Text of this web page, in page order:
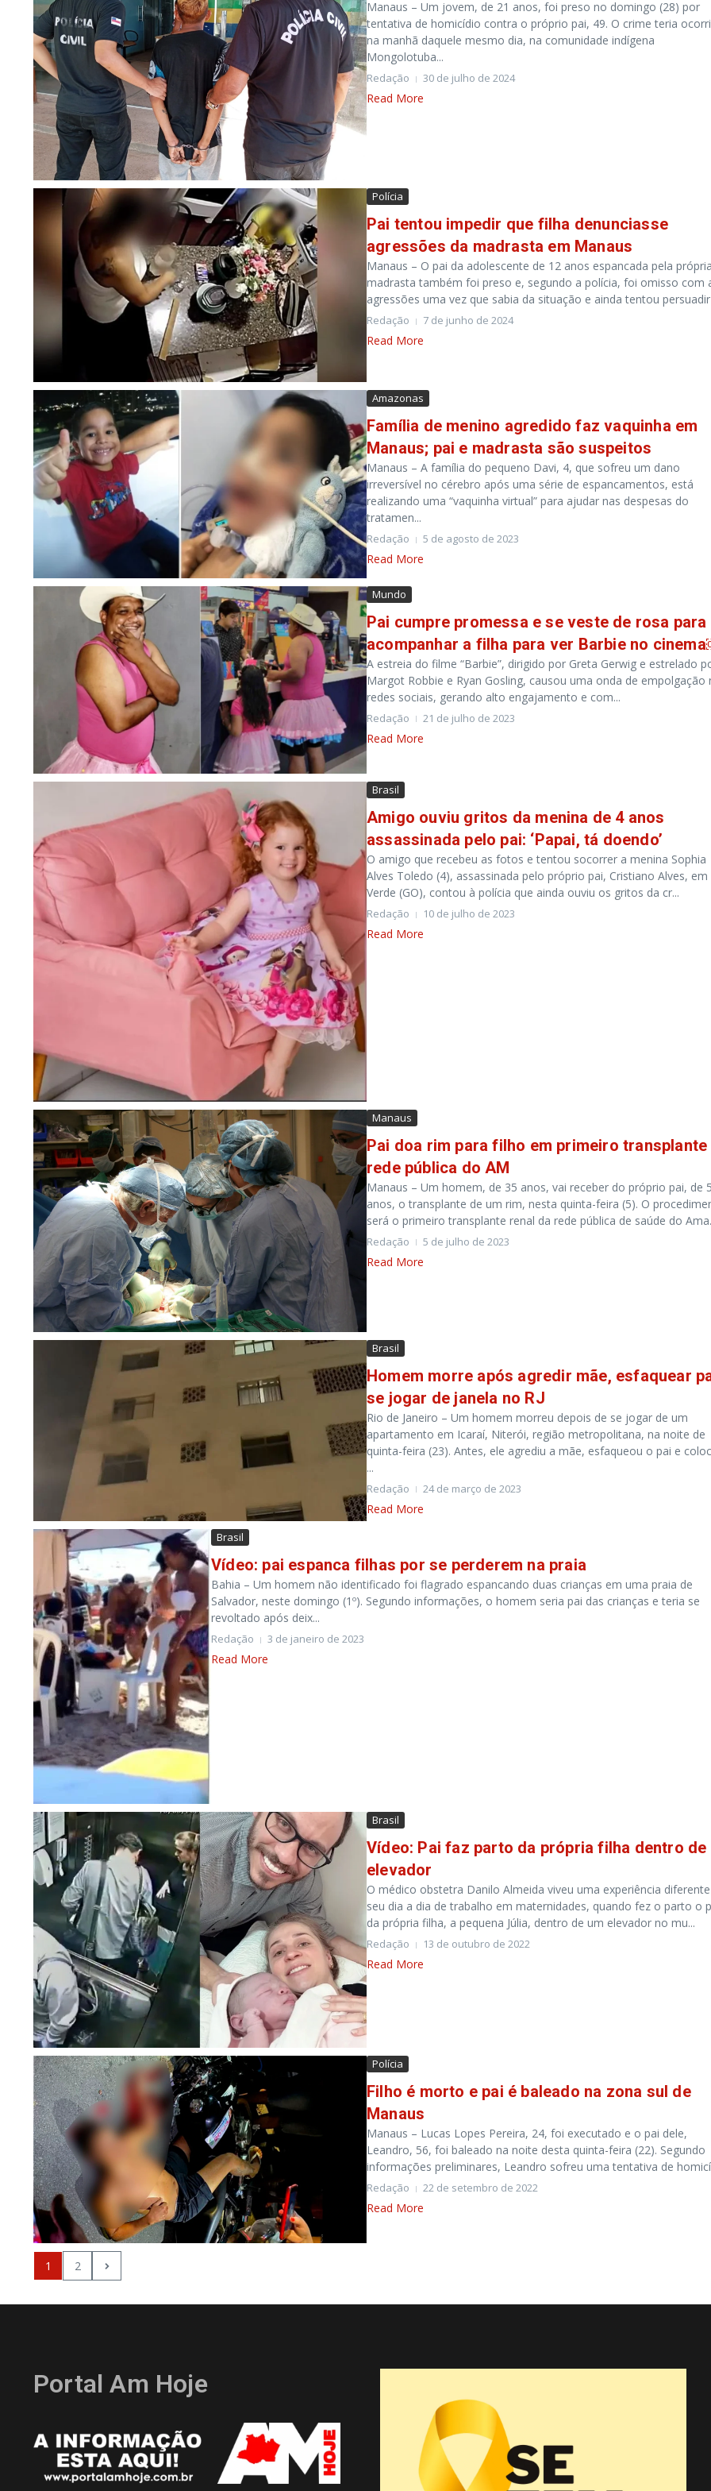
Manaus – Um jovem, de 21 anos, foi preso no domingo (28) por
tentativa de homicídio contra o próprio pai, 49. O crime teria
na manhã daquele mesmo dia, na comunidade indígena
Mongolotuba...
Redação 30 de julho de 2024
Read More
Polícia
Pai tentou impedir que filha denunciasse
agressões da madrasta em Manaus
Manaus – O pai da adolescente de 12 anos espancada pela
madrasta também foi preso e, segundo a polícia, foi omisso com
agressões uma vez que sabia da situação e ainda tentou persuadir
Redação 7 de junho de 2024
Read More
Amazonas
Família de menino agredido faz vaquinha em
Manaus; pai e madrasta são suspeitos
Manaus – A família do pequeno Davi, 4, que sofreu um dano
irreversível no cérebro após uma série de espancamentos, está
realizando uma “vaquinha virtual” para ajudar nas despesas do
tratamen...
Redação 5 de agosto de 2023
Read More
Mundo
Pai cumpre promessa e se veste de rosa para
acompanhar a filha para ver Barbie no
A estreia do filme “Barbie”, dirigido por Greta Gerwig e estrelado
Margot Robbie e Ryan Gosling, causou uma onda de empolgação
redes sociais, gerando alto engajamento e com...
Redação 21 de julho de 2023
Read More
Brasil
Amigo ouviu gritos da menina de 4 anos
assassinada pelo pai: ‘Papai, tá doendo’
O amigo que recebeu as fotos e tentou socorrer a menina Sophia
Alves Toledo (4), assassinada pelo próprio pai, Cristiano Alves, em
Verde (GO), contou à polícia que ainda ouviu os gritos da cr...
Redação 10 de julho de 2023
Read More
Manaus
Pai doa rim para filho em primeiro transplante
rede pública do AM
Manaus – Um homem, de 35 anos, vai receber do próprio pai, de
anos, o transplante de um rim, nesta quinta-feira (5). O
será o primeiro transplante renal da rede pública de saúde do
Redação 5 de julho de 2023
Read More
Brasil
Homem morre após agredir mãe, esfaquear
se jogar de janela no RJ
Rio de Janeiro – Um homem morreu depois de se jogar de um
apartamento em Icaraí, Niterói, região metropolitana, na noite de
quinta-feira (23). Antes, ele agrediu a mãe, esfaqueou o pai e
...
Redação 24 de março de 2023
Read More
Brasil
Vídeo: pai espanca filhas por se perderem na praia
Bahia – Um homem não identificado foi flagrado espancando duas crianças em uma praia de
Salvador, neste domingo (1º). Segundo informações, o homem seria pai das crianças e teria se
revoltado após deix...
Redação 3 de janeiro de 2023
Read More
Brasil
Vídeo: Pai faz parto da própria filha dentro de
elevador
O médico obstetra Danilo Almeida viveu uma experiência
seu dia a dia de trabalho em maternidades, quando fez o parto o
da própria filha, a pequena Júlia, dentro de um elevador no mu...
Redação 13 de outubro de 2022
Read More
Polícia
Filho é morto e pai é baleado na zona sul de
Manaus
Manaus – Lucas Lopes Pereira, 24, foi executado e o pai dele,
Leandro, 56, foi baleado na noite desta quinta-feira (22). Segundo
informações preliminares, Leandro sofreu uma tentativa de
Redação 22 de setembro de 2022
Read More
1 2
Portal Am Hoje